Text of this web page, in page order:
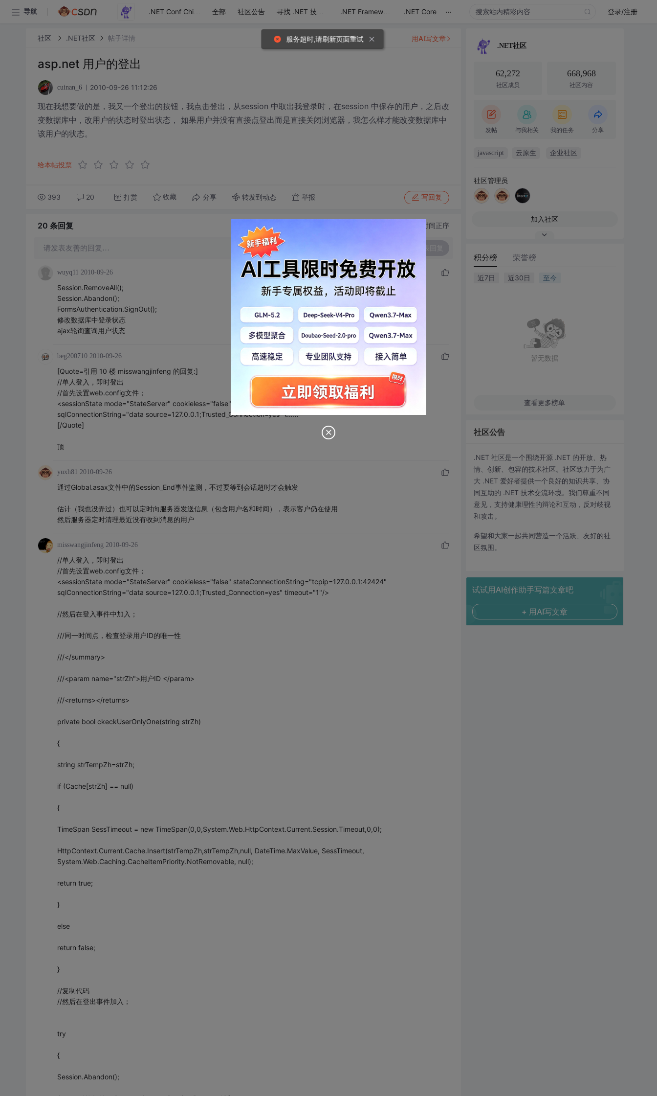
导航 .NET Conf China 全部 社区公告 寻找 .NET 技术达人 .NET Framework .NET Core ... 登录/注册
社区 .NET社区 帖子详情
asp.net 用户的登出
cuinan_6 2010-09-26 11:12:26
现在我想要做的是，我又一个登出的按钮，我点击登出，从session 中取出我登录时，在session 中保存的用户，之后改
变数据库中，改用户的状态时登出状态， 如果用户并没有直接点登出而是直接关闭浏览器，我怎么样才能改变数据库中
该用户的状态。
给本帖投票
393 20 打赏 收藏 分享 转发到动态 举报 写回复
用AI写文章
20 条回复 切换为时间正序
请发表友善的回复…
wuyq11 2010-09-26
Session.RemoveAll();
Session.Abandon();
FormsAuthentication.SignOut();
修改数据库中登录状态
ajax轮询查询用户状态
beg200710 2010-09-26
[Quote=引用 10 楼 misswangjinfeng 的回复:]
//单人登入，即时登出
//首先设置web.config文件；
<sessionState mode="StateServer" cookieless="false" stateConnectionString="tcpip=127.0.0.1:42424"
sqlConnectionString="data source=127.0.0.1;Trusted_Connection=yes" t……
[/Quote]
顶
yuxh81 2010-09-26
通过Global.asax文件中的Session_End事件监测，不过要等到会话超时才会触发
估计（我也没弄过）也可以定时向服务器发送信息（包含用户名和时间），表示客户仍在使用
然后服务器定时清理最近没有收到消息的用户
misswangjinfeng 2010-09-26
//单人登入，即时登出
//首先设置web.config文件；
<sessionState mode="StateServer" cookieless="false" stateConnectionString="tcpip=127.0.0.1:42424"
sqlConnectionString="data source=127.0.0.1;Trusted_Connection=yes" timeout="1"/>
//然后在登入事件中加入；
///同一时间点，检查登录用户ID的唯一性
///</summary>
///<param name="strZh">用户ID </param>
///<returns></returns>
private bool ckeckUserOnlyOne(string strZh)
{
string strTempZh=strZh;
if (Cache[strZh] == null)
{
TimeSpan SessTimeout = new TimeSpan(0,0,System.Web.HttpContext.Current.Session.Timeout,0,0);
HttpContext.Current.Cache.Insert(strTempZh,strTempZh,null, DateTime.MaxValue, SessTimeout,
System.Web.Caching.CacheItemPriority.NotRemovable, null);
return true;
}
else
return false;
}
//复制代码
//然后在登出事件加入；
try
{
Session.Abandon();
.NET社区
62,272
社区成员
668,968
社区内容
发帖 与我相关 我的任务 分享
javascript 云原生 企业社区
社区管理员
加入社区
积分榜 荣誉榜
近7日 近30日 至今
暂无数据
查看更多榜单
社区公告
.NET 社区是一个围绕开源 .NET 的开放、热
情、创新、包容的技术社区。社区致力于为广
大 .NET 爱好者提供一个良好的知识共享、协
同互助的 .NET 技术交流环境。我们尊重不同
意见，支持健康理性的辩论和互动，反对歧视
和攻击。
希望和大家一起共同营造一个活跃、友好的社
区氛围。
试试用AI创作助手写篇文章吧
+ 用AI写文章
服务超时,请刷新页面重试